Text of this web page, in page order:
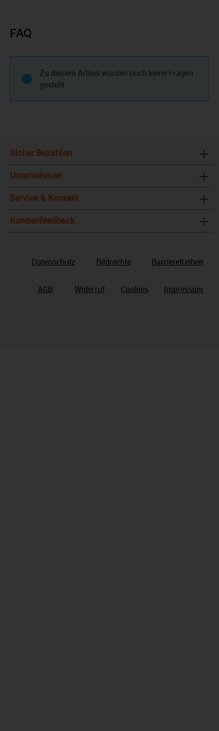
FAQ
Zu diesem Artikel wurden noch keine Fragen
gestellt.
Sicher Bezahlen
Unternehmen
Service & Kontakt
Kundenfeedback
Datenschutz Bildrechte Barrierefreiheit
AGB Widerruf Cookies Impressum